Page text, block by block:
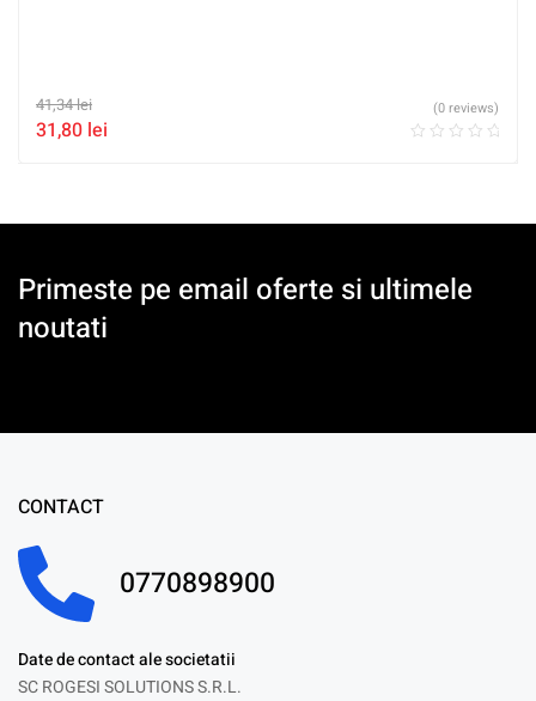
41,34lei
31,80 lei
(0 reviews)
Primeste pe email oferte si ultimele
noutati
CONTACT
0770898900
Date de contact ale societatii
SC ROGESI SOLUTIONS S.R.L.